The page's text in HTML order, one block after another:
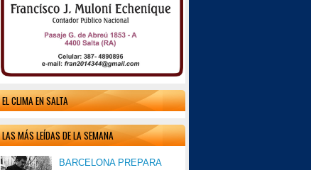
EL CLIMA EN SALTA
LAS MÁS LEÍDAS DE LA SEMANA
BARCELONA PREPARA